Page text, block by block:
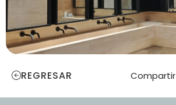
REGRESAR Compartir